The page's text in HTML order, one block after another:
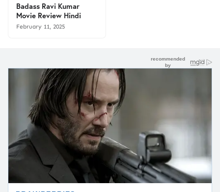
Badass Ravi Kumar
Movie Review Hindi
February 11, 2025